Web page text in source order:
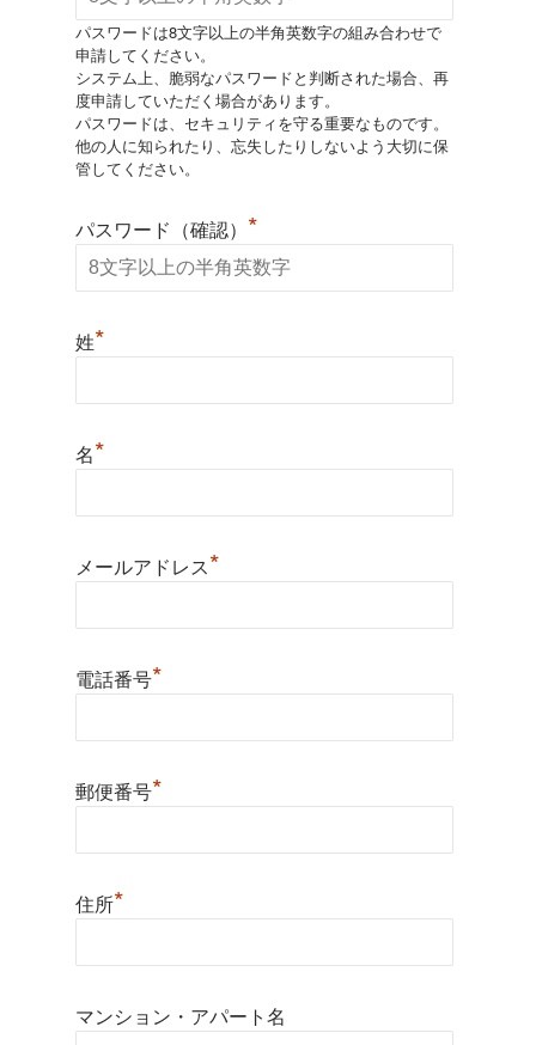
パスワードは8文字以上の半角英数字の組み合わせで
申請してください。
システム上、脆弱なパスワードと判断された場合、再
度申請していただく場合があります。
パスワードは、セキュリティを守る重要なものです。
他の人に知られたり、忘失したりしないよう大切に保
管してください。
パスワード（確認） *
姓*
名*
メールアドレス*
電話番号*
郵便番号*
住所*
マンション・アパート名